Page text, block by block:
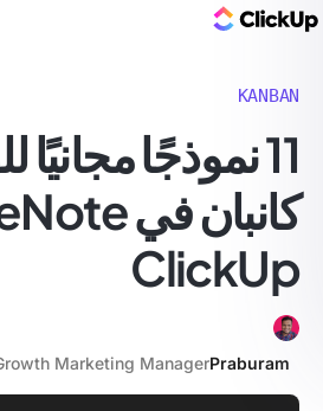
KANBAN
11 نموذجًا
ClickUp
Praburam
Marketing Manager